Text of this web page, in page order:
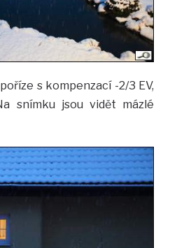
s kompenzací -2/3 EV,
snímku jsou vidět mázlé